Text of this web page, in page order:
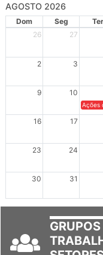
AGOSTO 2026
Dom Seg Ter
26
27
2 3
9 10
Ações
16 17
23 24
30 31
GRUPOS